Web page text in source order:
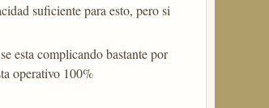
suficiente para esto, pero si
esta complicando bastante por
operativo 100%